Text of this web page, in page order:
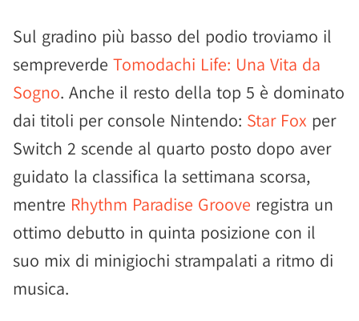
Sul gradino più basso del podio troviamo il
sempreverde Tomodachi Life: Una Vita da
Sogno. Anche il resto della top 5 è dominato
dai titoli per console Nintendo: Star Fox per
Switch 2 scende al quarto posto dopo aver
guidato la classifica la settimana scorsa,
mentre Rhythm Paradise Groove registra un
ottimo debutto in quinta posizione con il
suo mix di minigiochi strampalati a ritmo di
musica.